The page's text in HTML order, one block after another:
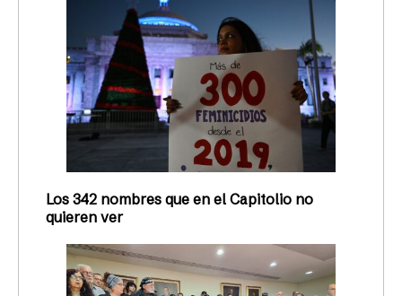
Los 342 nombres que en el Capitolio no
quieren ver